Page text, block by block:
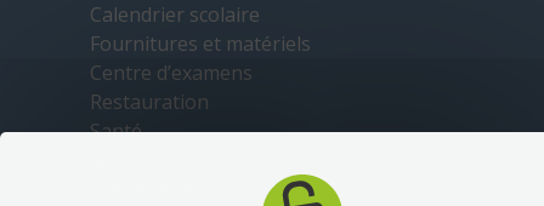
Calendrier scolaire
Fournitures et matériels
Centre d’examens
Restauration
Santé